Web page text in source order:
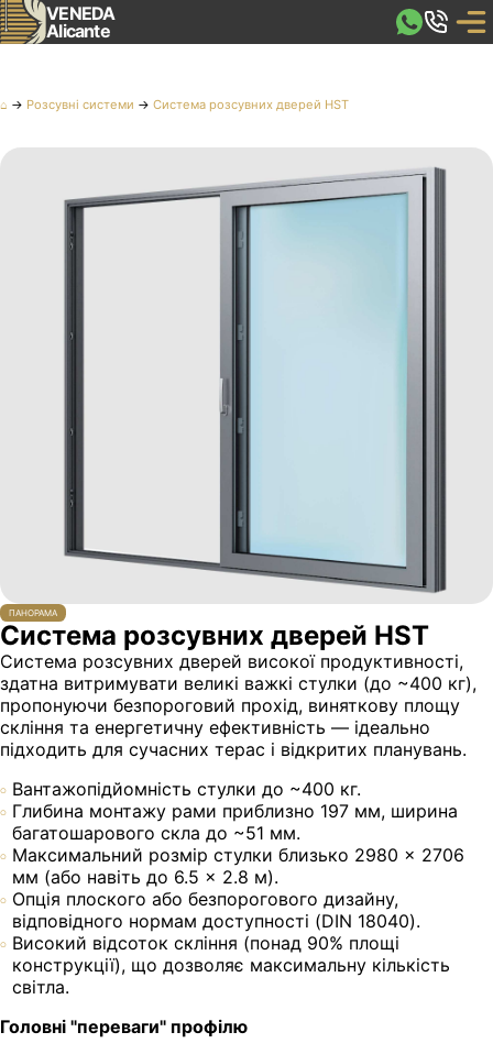
VENEDA
Alicante
⌂ → Розсувні системи → Система розсувних дверей HST
ПАНОРАМА
Система розсувних дверей HST
Система розсувних дверей високої продуктивності,
здатна витримувати великі важкі стулки (до ~400 кг),
пропонуючи безпороговий прохід, виняткову площу
скління та енергетичну ефективність — ідеально
підходить для сучасних терас і відкритих планувань.
Вантажопідйомність стулки до ~400 кг.
Глибина монтажу рами приблизно 197 мм, ширина
багатошарового скла до ~51 мм.
Максимальний розмір стулки близько 2980 × 2706
мм (або навіть до 6.5 × 2.8 м).
Опція плоского або безпорогового дизайну,
відповідного нормам доступності (DIN 18040).
Високий відсоток скління (понад 90% площі
конструкції), що дозволяє максимальну кількість
світла.
Головні "переваги" профілю